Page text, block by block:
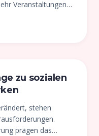
Veranstaltungen
zu sozialen
stehen
prägen das